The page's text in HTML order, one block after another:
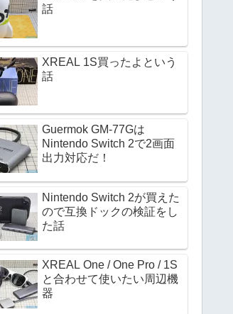
話
XREAL 1S買ったよという
話
Guermok GM-77Gは
Nintendo Switch 2で2画面
出力対応だ！
Nintendo Switch 2が買えた
ので互換ドックの検証をし
た話
XREAL One / One Pro / 1S
と合わせて使いたい周辺機
器